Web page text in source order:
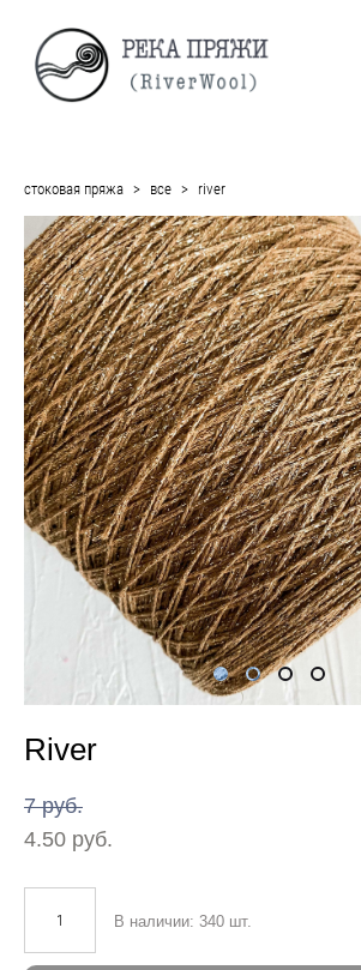
стоковая пряжа > все > river
River
7 pуб.
4.50 pуб.
В наличии: 340 шт.